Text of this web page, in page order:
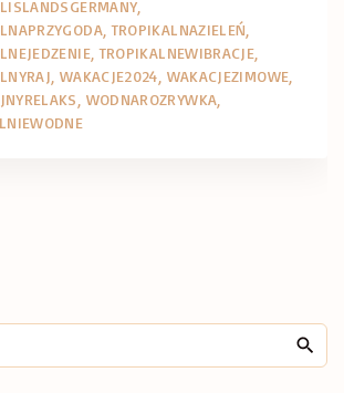
TROPIKALNAZIELEŃ
TROPIKALNEWIBRACJE
WAKACJE2024 WAKACJEZIMOWE
WODNAROZRYWKA
e